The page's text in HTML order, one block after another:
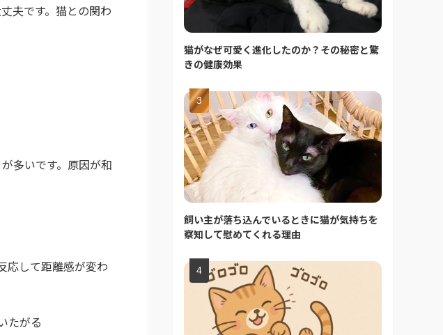
夫です。猫との関わ
多いです。原因が和
応して距離感が変わ
たがる
猫がなぜ可愛く進化したのか？その秘密と驚
きの健康効果
飼い主が落ち込んでいるときに猫が気持ちを
察知して慰めてくれる理由